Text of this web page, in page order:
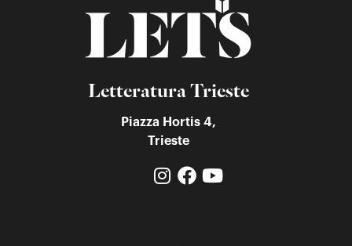
Letteratura Trieste
Piazza Hortis 4,
Trieste